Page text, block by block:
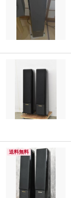
送料無料